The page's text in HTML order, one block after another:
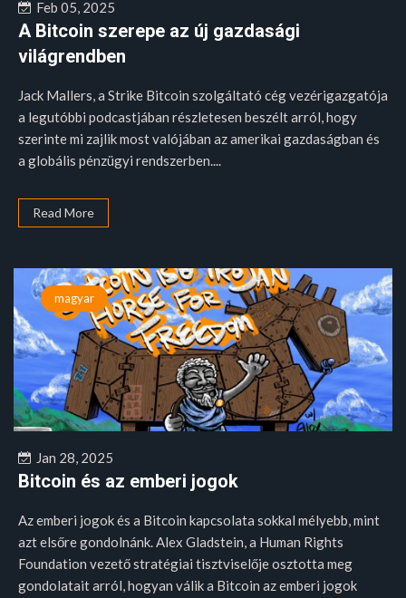
Feb 05, 2025
A Bitcoin szerepe az új gazdasági
világrendben
Jack Mallers, a Strike Bitcoin szolgáltató cég vezérigazgatója
a legutóbbi podcastjában részletesen beszélt arról, hogy
szerinte mi zajlik most valójában az amerikai gazdaságban és
a globális pénzügyi rendszerben....
Read More
magyar
Jan 28, 2025
Bitcoin és az emberi jogok
Az emberi jogok és a Bitcoin kapcsolata sokkal mélyebb, mint
azt elsőre gondolnánk. Alex Gladstein, a Human Rights
Foundation vezető stratégiai tisztviselője osztotta meg
gondolatait arról, hogyan válik a Bitcoin az emberi jogok